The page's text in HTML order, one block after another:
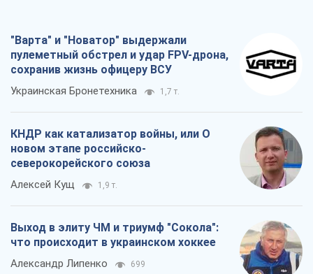
"Варта" и "Новатор" выдержали
пулеметный обстрел и удар FPV-дрона,
сохранив жизнь офицеру ВСУ
Украинская Бронетехника 1,7 т.
КНДР как катализатор войны, или О
новом этапе российско-
северокорейского союза
Алексей Кущ 1,9 т.
Выход в элиту ЧМ и триумф "Сокола":
что происходит в украинском хоккее
Александр Липенко 699